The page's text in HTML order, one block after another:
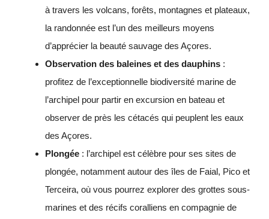
à travers les volcans, forêts, montagnes et plateaux,
la randonnée est l’un des meilleurs moyens
d’apprécier la beauté sauvage des Açores.
Observation des baleines et des dauphins :
profitez de l’exceptionnelle biodiversité marine de
l’archipel pour partir en excursion en bateau et
observer de près les cétacés qui peuplent les eaux
des Açores.
Plongée : l’archipel est célèbre pour ses sites de
plongée, notamment autour des îles de Faial, Pico et
Terceira, où vous pourrez explorer des grottes sous-
marines et des récifs coralliens en compagnie de